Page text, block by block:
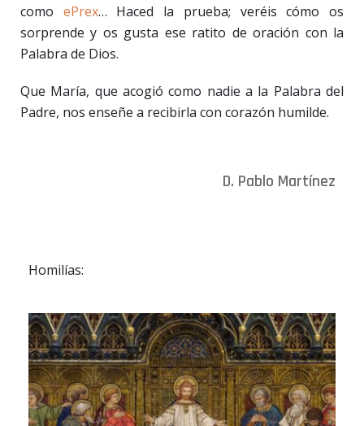
como ePrex… Haced la prueba; veréis cómo os
sorprende y os gusta ese ratito de oración con la
Palabra de Dios.
Que María, que acogió como nadie a la Palabra del
Padre, nos enseñe a recibirla con corazón humilde.
D. Pablo Martínez
Homilías: